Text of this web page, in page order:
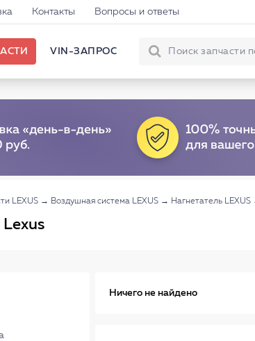
Контакты Вопросы и ответы
VIN-ЗАПРОС
LEXUS → Воздушная система LEXUS → Нагнетатель LEXUS
Ничего не найдено